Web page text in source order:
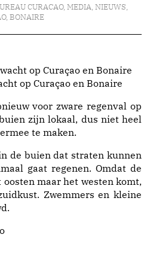
CURACAO, MEDIA, NIEUWS,
, BONAIRE
op Curaçao en Bonaire
voor zware regenval op
zijn lokaal, dus niet heel
te maken.
de buien dat straten kunnen
gaat regenen. Omdat de
maar het westen komt,
Zwemmers en kleine